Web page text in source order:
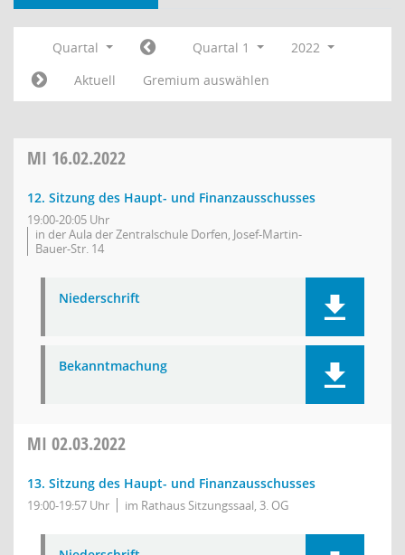
Quartal Quartal 1
2022
Aktuell
Gremium auswählen
MI 16.02.2022
12. Sitzung des Haupt- und Finanzausschusses
19:00-20:05 Uhr
in der Aula der Zentralschule Dorfen, Josef-Martin-
Bauer-Str. 14
Niederschrift
Bekanntmachung
MI 02.03.2022
13. Sitzung des Haupt- und Finanzausschusses
19:00-19:57 Uhr im Rathaus Sitzungssaal, 3. OG